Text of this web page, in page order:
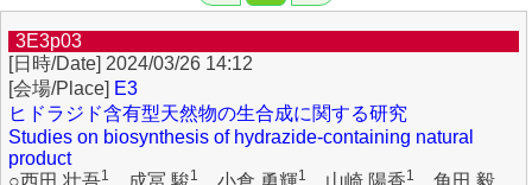
3E3p03
2024/03/26 14:12
E3
ヒドラジド含有型天然物の生合成に関する研究
Studies on biosynthesis of hydrazide-containing natural
product
1 1 1 1